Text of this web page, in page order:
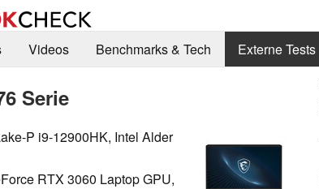
Videos Benchmarks & Tech Externe Tests
Serie
P i9-12900HK, Intel Alder
RTX 3060 Laptop GPU,